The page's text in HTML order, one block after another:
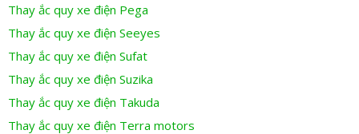
Thay ắc quy xe điện Pega
Thay ắc quy xe điện Seeyes
Thay ắc quy xe điện Sufat
Thay ắc quy xe điện Suzika
Thay ắc quy xe điện Takuda
Thay ắc quy xe điện Terra motors